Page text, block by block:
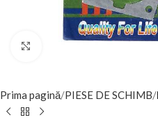
Prima pagină PIESE DE SCHIMB